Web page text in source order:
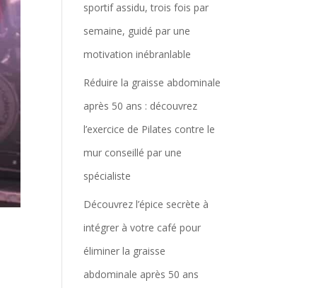
sportif assidu, trois fois par
semaine, guidé par une
motivation inébranlable
Réduire la graisse abdominale
après 50 ans : découvrez
l’exercice de Pilates contre le
mur conseillé par une
spécialiste
Découvrez l’épice secrète à
intégrer à votre café pour
éliminer la graisse
abdominale après 50 ans